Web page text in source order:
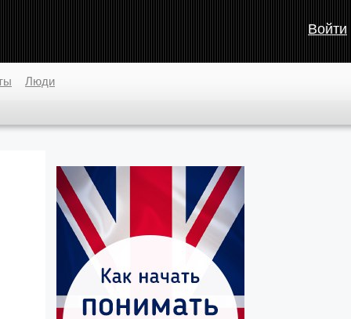
Войти
Люди